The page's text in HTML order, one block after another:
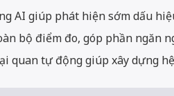
AI giúp phát hiện sớm dấu
bộ điểm đo, góp phần ngăn
quan tự động giúp xây dựng